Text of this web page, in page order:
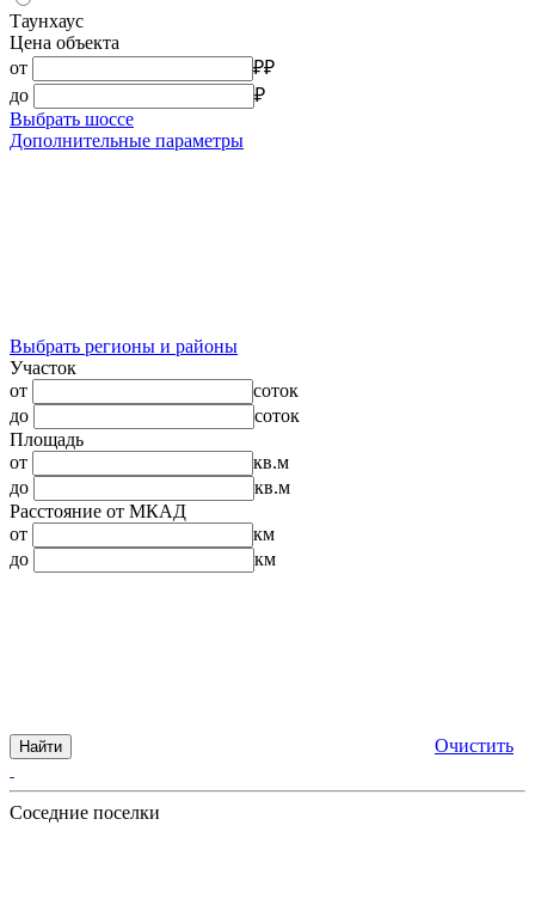
Таунхаус
Цена объекта
от
₽₽
до
₽
Выбрать шоссе
Дополнительные параметры
Выбрать регионы и районы
Участок
от
соток
до
соток
Площадь
от
кв.м
до
кв.м
Расстояние от МКАД
от
км
до
км
Найти Очистить
Соседние поселки